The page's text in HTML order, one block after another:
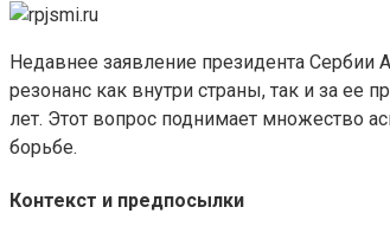
Недавнее заявление президента Сербии
резонанс как внутри страны, так и за ее
лет. Этот вопрос поднимает множество
борьбе.
Контекст и предпосылки